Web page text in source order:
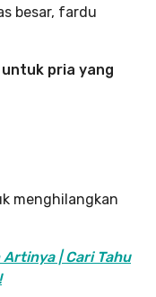
besar, fardu
pria yang
menghilangkan
| Cari Tahu